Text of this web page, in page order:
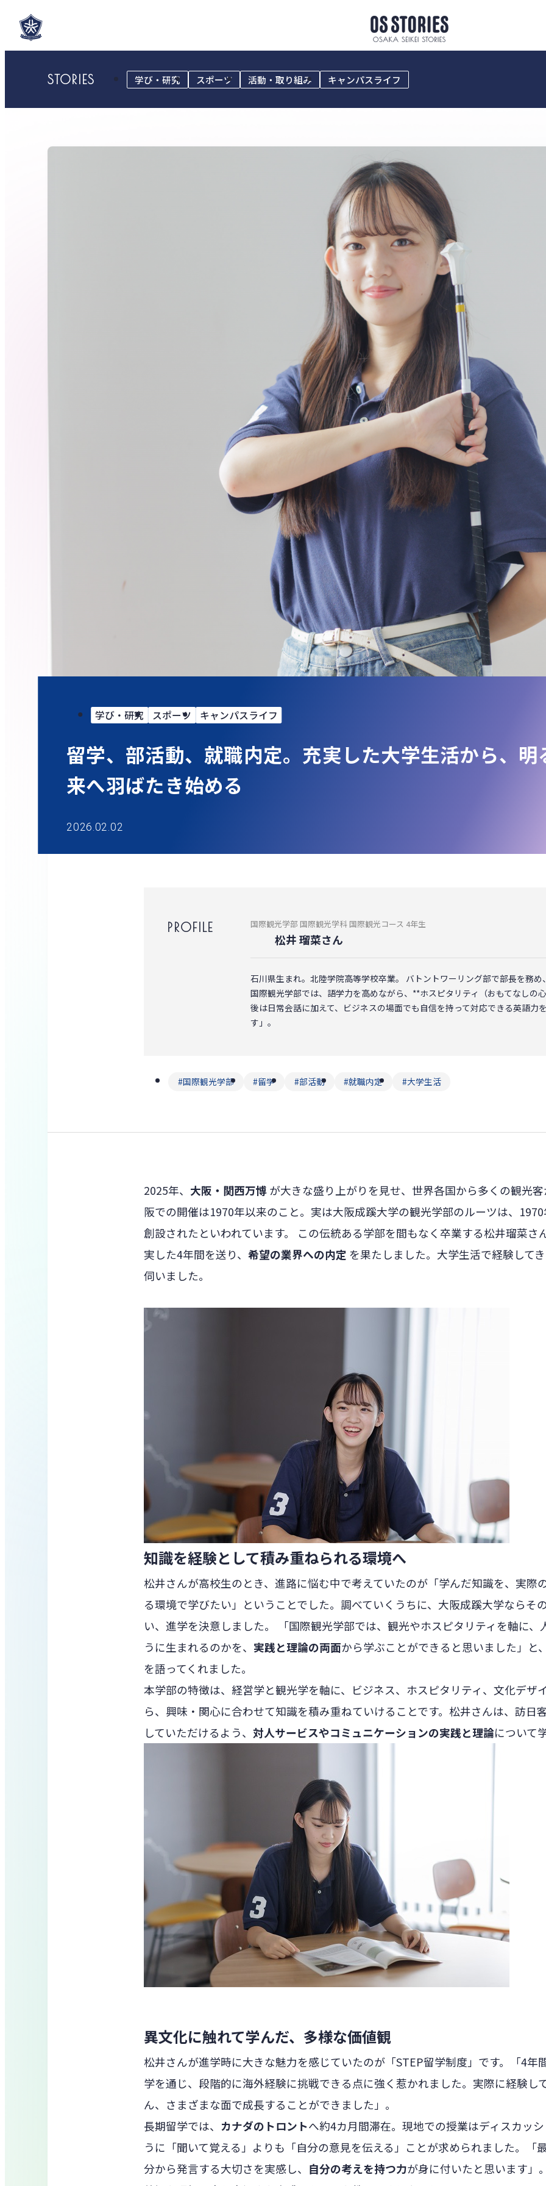
STORIES 学び・研究 スポーツ 活動・取り組み キャンパスライフ
学び・研究 スポーツ キャンパスライフ
留学、部活動、就職内定。充実した大学生活から、明
来へ羽ばたき始める
2026.02.02
PROFILE 国際観光学部 国際観光学科 国際観光コース 4年生
松井 瑠菜さん
石川県生まれ。北陸学院高等学校卒業。 バトントワーリング部で部長を務
国際観光学部では、語学力を高めながら、**ホスピタリティ（おもてなしの
後は日常会話に加えて、ビジネスの場面でも自信を持って対応できる英語力
す」。
国際観光学部 留学 部活動 就職内定 大学生活
2025年、 大阪・関西万博が大きな盛り上がりを見せ、世界各国から多くの観光
阪での開催は1970年以来のこと。実は大阪成蹊大学の観光学部のルーツは、
創設されたといわれています。 この伝統ある学部を間もなく卒業する松井瑠菜さ
実した4年間を送り、希望の業界への内定 を果たしました。大学生活で経験して
伺いました。
知識を経験として積み重ねられる環境へ
松井さんが高校生のとき、進路に悩む中で考えていたのが「学んだ知識を、実際
る環境で学びたい」ということでした。調べていくうちに、大阪成蹊大学ならそ
い、進学を決意しました。 「国際観光学部では、観光やホスピタリティを軸に
うに生まれるのかを、 実践と理論の両面から学ぶことができると思いました」と
を語ってくれました。
本学部の特徴は、経営学と観光学を軸に、ビジネス、ホスピタリティ、文化デザ
ら、興味・関心に合わせて知識を積み重ねていけることです。松井さんは、訪日
していただけるよう、対人サービスやコミュニケーションの実践と理論について
異文化に触れて学んだ、多様な価値観
松井さんが進学時に大きな魅力を感じていたのが「STEP留学制度」です。「4年
学を通じ、段階的に海外経験に挑戦できる点に強く惹かれました。実際に経験し
ん、さまざまな面で成長することができました」。
長期留学では、 カナダのトロントへ約4カ月間滞在。現地での授業はディスカッ
うに「聞いて覚える」よりも「自分の意見を伝える」ことが求められました。「
分から発言する大切さを実感し、 自分の考えを持つ力が身に付いたと思います」